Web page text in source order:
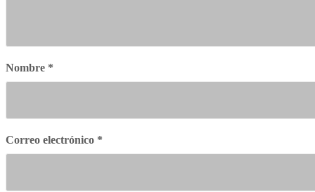
Nombre *
Correo electrónico *